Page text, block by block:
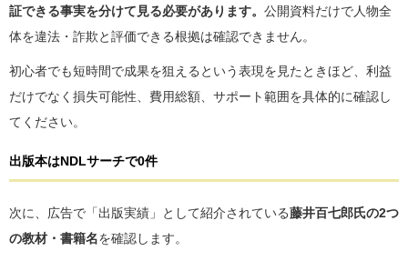
証できる事実を分けて見る必要があります。 公開資料だけで人物全
体を違法・詐欺と評価できる根拠は確認できません。
初心者でも短時間で成果を狙えるという表現を見たときほど、利益
だけでなく損失可能性、費用総額、サポート範囲を具体的に確認し
てください。
出版本はNDLサーチで0件
次に、広告で「出版実績」として紹介されている藤井百七郎氏の2つ
の教材・書籍名を確認します。